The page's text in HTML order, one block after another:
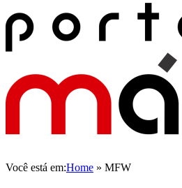
Você está em:Home » MFW